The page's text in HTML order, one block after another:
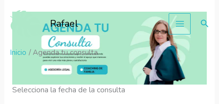
contenido
Rafael
Inicio Agenda tu consulta
Selecciona la fecha de la consulta